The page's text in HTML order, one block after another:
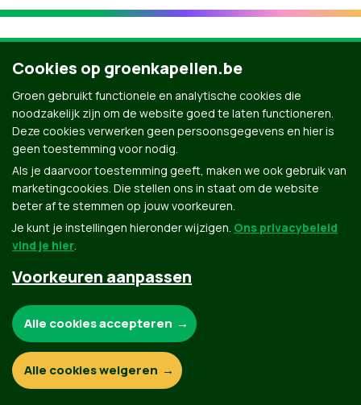
Groen.be
© Copyright Groen 2026 | Gemaakt metNationBuilder| Gebouwd doorTectonica
Contact Privacybeleid
Cookies op groenkapellen.be
Groen gebruikt functionele en analytische cookies die
noodzakelijk zijn om de website goed te laten functioneren.
Deze cookies verwerken geen persoonsgegevens en hier is
geen toestemming voor nodig.
Als je daarvoor toestemming geeft, maken we ook gebruik van
marketingcookies. Die stellen ons in staat om de website
beter af te stemmen op jouw voorkeuren.
Je kunt je instellingen hieronder wijzigen. Ons privacybeleid
vind je hier.
Voorkeuren aanpassen
Functionele en analytische cookies:
Alle cookies accepteren
Alle cookies weigeren